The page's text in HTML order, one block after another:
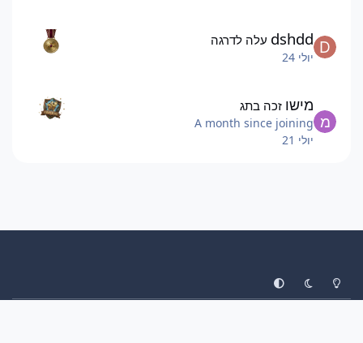
dshdd עלה לדרגה
יולי 24
מישו זכה בתג
A month since joining
יולי 21
Light Mode
Dark Mode
System Preference